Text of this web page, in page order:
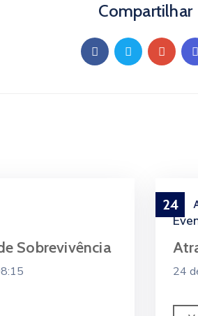
Compartilhar
Sobrevivência
24
24